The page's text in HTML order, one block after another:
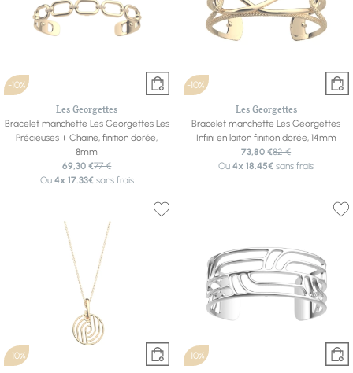
-10%
Les Georgettes
Bracelet manchette Les Georgettes Les
Précieuses + Chaine, finition dorée,
8mm
69,30 €77 €
Ou 4x 17.33€sans frais
-10%
Les Georgettes
Bracelet manchette Les Georgettes
Infini en laiton finition dorée, 14mm
73,80 €82 €
Ou4x 18.45€ sans frais
-10% -10%